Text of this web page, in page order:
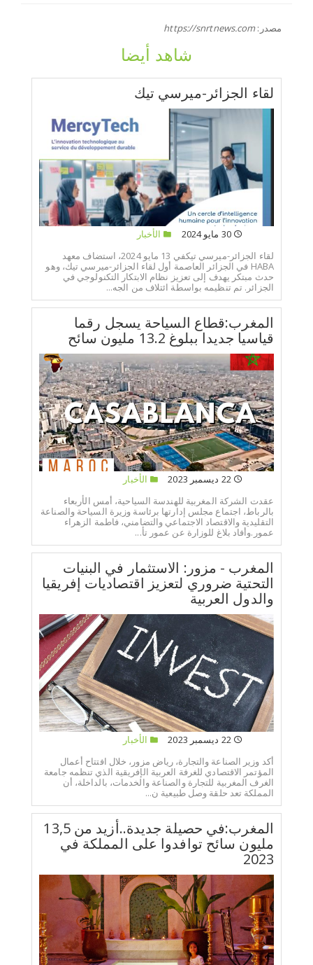
مصدر:https://snrtnews.com
شاهد أيضا
لقاء الجزائر-ميرسي تيك
30 مايو 2024
الأخبار
لقاء الجزائر-ميرسي تيكفي 13 مايو 2024، استضاف معهد
HABA في الجزائر العاصمة أول لقاء الجزائر-ميرسي تيك، وهو
حدث مبتكر يهدف إلى تعزيز نظام الابتكار التكنولوجي في
الجزائر. تم تنظيمه بواسطة ائتلاف من الجه...
المغرب:قطاع السياحة يسجل رقما
قياسيا جديدا ببلوغ 13.2 مليون سائح
22 ديسمبر 2023
الأخبار
عقدت الشركة المغربية للهندسة السياحية، أمس الأربعاء
بالرباط، اجتماع مجلس إدارتها برئاسة وزيرة السياحة والصناعة
التقليدية والاقتصاد الاجتماعي والتضامني، فاطمة الزهراء
عمور.وأفاد بلاغ للوزارة عن عمور تأ...
المغرب - مزور: الاستثمار في البنيات
التحتية ضروري لتعزيز اقتصاديات إفريقيا
والدول العربية
22 ديسمبر 2023
الأخبار
أكد وزير الصناعة والتجارة، رياض مزور، خلال افتتاح أعمال
المؤتمر الاقتصادي للغرفة العربية الإفريقية الذي تنظمه جامعة
الغرف المغربية للتجارة والصناعة والخدمات، بالداخلة، أن
المملكة تعد حلقة وصل طبيعية ن...
المغرب:في حصيلة جديدة..أزيد من 13,5
مليون سائح توافدوا على المملكة في
2023